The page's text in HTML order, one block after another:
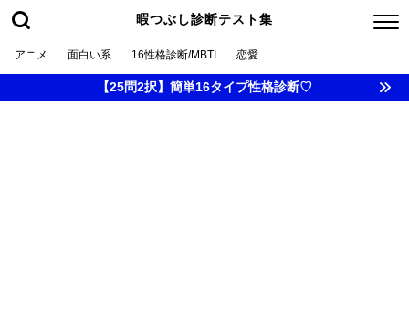
暇つぶし診断テスト集
アニメ 面白い系 16性格診断/MBTI 恋愛
【25問2択】簡単16タイプ性格診断♡